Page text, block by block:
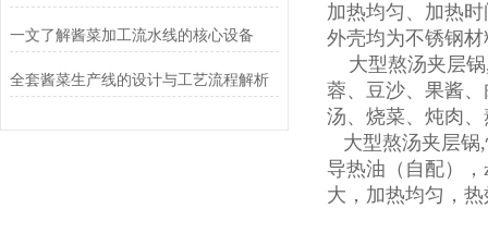
一文了解酱菜加工流水线的核心设备
全套酱菜生产线的设计与工艺流程解析
加热均匀、加热
外壳均为不锈钢
大型熬汤夹层锅
蓉、豆沙、果酱
汤、烧菜、炖肉
大型熬汤夹层锅,
导热油（自配）
大，加热均匀，